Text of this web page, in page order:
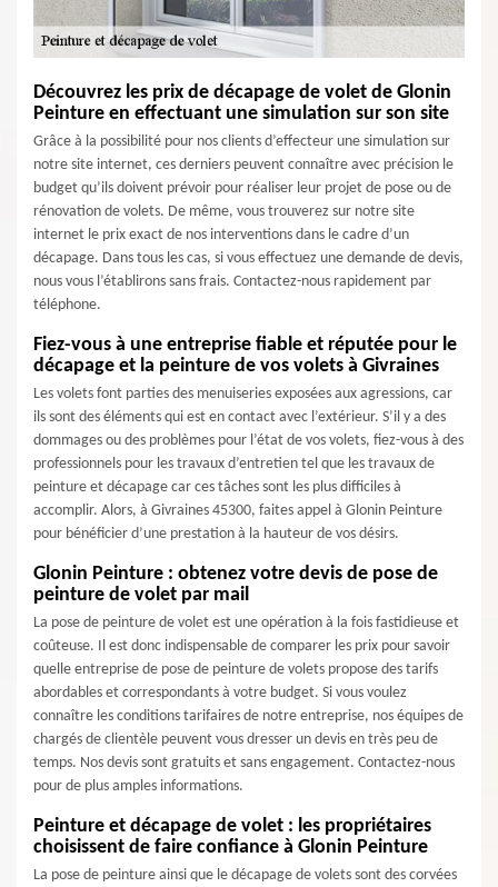
Découvrez les prix de décapage de volet de Glonin
Peinture en effectuant une simulation sur son site
Grâce à la possibilité pour nos clients d’effecteur une simulation sur
notre site internet, ces derniers peuvent connaître avec précision le
budget qu’ils doivent prévoir pour réaliser leur projet de pose ou de
rénovation de volets. De même, vous trouverez sur notre site
internet le prix exact de nos interventions dans le cadre d’un
décapage. Dans tous les cas, si vous effectuez une demande de devis,
nous vous l’établirons sans frais. Contactez-nous rapidement par
téléphone.
Fiez-vous à une entreprise fiable et réputée pour le
décapage et la peinture de vos volets à Givraines
Les volets font parties des menuiseries exposées aux agressions, car
ils sont des éléments qui est en contact avec l’extérieur. S’il y a des
dommages ou des problèmes pour l’état de vos volets, fiez-vous à des
professionnels pour les travaux d’entretien tel que les travaux de
peinture et décapage car ces tâches sont les plus difficiles à
accomplir. Alors, à Givraines 45300, faites appel à Glonin Peinture
pour bénéficier d’une prestation à la hauteur de vos désirs.
Glonin Peinture : obtenez votre devis de pose de
peinture de volet par mail
La pose de peinture de volet est une opération à la fois fastidieuse et
coûteuse. Il est donc indispensable de comparer les prix pour savoir
quelle entreprise de pose de peinture de volets propose des tarifs
abordables et correspondants à votre budget. Si vous voulez
connaître les conditions tarifaires de notre entreprise, nos équipes de
chargés de clientèle peuvent vous dresser un devis en très peu de
temps. Nos devis sont gratuits et sans engagement. Contactez-nous
pour de plus amples informations.
Peinture et décapage de volet : les propriétaires
choisissent de faire confiance à Glonin Peinture
La pose de peinture ainsi que le décapage de volets sont des corvées